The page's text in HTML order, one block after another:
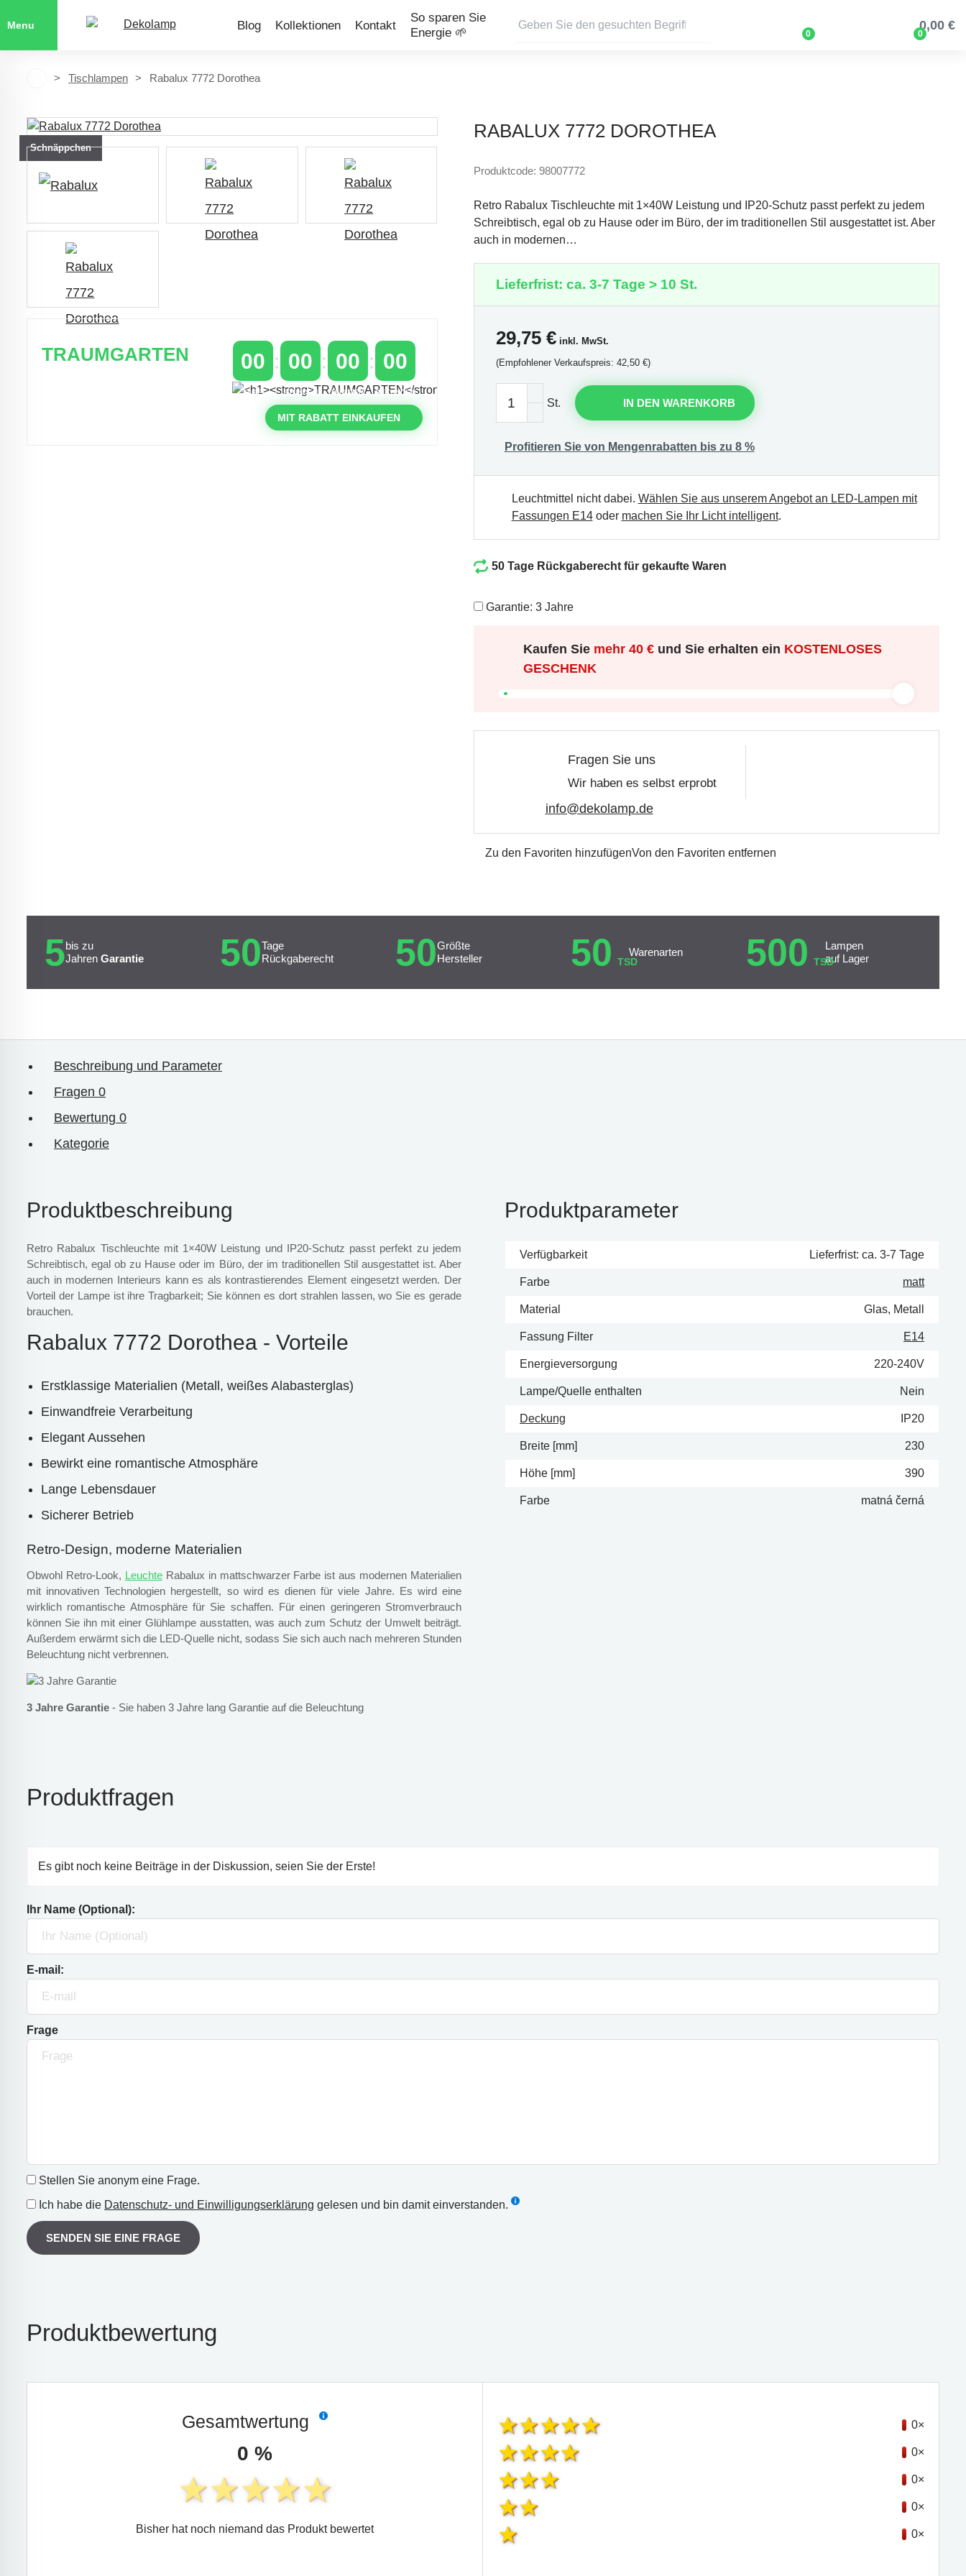
Menu Blog Kollektionen Kontakt
So sparen Sie
Energie 🌱
0 0
0,00 €
Tischlampen Rabalux 7772 Dorothea
RABALUX 7772 DOROTHEA
Schnäppchen
TRAUMGARTEN 00
TAGE
00
STUNDEN
00
MINUTEN
00
SEKUNDEN
MIT RABATT EINKAUFEN
Produktcode: 98007772
Retro Rabalux Tischleuchte mit 1×40W Leistung und IP20-Schutz passt perfekt zu jedem
Schreibtisch, egal ob zu Hause oder im Büro, der im traditionellen Stil ausgestattet ist. Aber
auch in modernen…
Lieferfrist: ca. 3-7 Tage > 10 St.
29,75€inkl. MwSt.
(Empfohlener Verkaufspreis: 42,50 €)
St. IN DEN WARENKORB
Profitieren Sie von Mengenrabatten bis zu 8 %
Leuchtmittel nicht dabei. Wählen Sie aus unserem Angebot an LED-Lampen mit
Fassungen E14oder machen Sie Ihr Licht intelligent.
50 Tage Rückgaberecht für gekaufte Waren
Garantie: 3 Jahre
Kaufen Sie mehr 40 € und Sie erhalten ein KOSTENLOSES
GESCHENK
Fragen Sie uns
Wir haben es selbst erprobt
info@dekolamp.de
Zu den Favoriten hinzufügenVon den Favoriten entfernen
5bis zu
Jahren Garantie 50Tage
Rückgaberecht
50Größte
Hersteller
50 TSD
Warenarten 500 TSD
Lampen
auf Lager
Beschreibung und Parameter
Fragen 0
Bewertung 0
Kategorie
Produktbeschreibung
Retro Rabalux Tischleuchte mit 1×40W Leistung und IP20-Schutz passt perfekt zu jedem
Schreibtisch, egal ob zu Hause oder im Büro, der im traditionellen Stil ausgestattet ist. Aber
auch in modernen Interieurs kann es als kontrastierendes Element eingesetzt werden. Der
Vorteil der Lampe ist ihre Tragbarkeit; Sie können es dort strahlen lassen, wo Sie es gerade
brauchen.
Rabalux 7772 Dorothea - Vorteile
Erstklassige Materialien (Metall, weißes Alabasterglas)
Einwandfreie Verarbeitung
Elegant Aussehen
Bewirkt eine romantische Atmosphäre
Lange Lebensdauer
Sicherer Betrieb
Retro-Design, moderne Materialien
Obwohl Retro-Look, LeuchteRabalux in mattschwarzer Farbe ist aus modernen Materialien
mit innovativen Technologien hergestellt, so wird es dienen für viele Jahre. Es wird eine
wirklich romantische Atmosphäre für Sie schaffen. Für einen geringeren Stromverbrauch
können Sie ihn mit einer Glühlampe ausstatten, was auch zum Schutz der Umwelt beiträgt.
Außerdem erwärmt sich die LED-Quelle nicht, sodass Sie sich auch nach mehreren Stunden
Beleuchtung nicht verbrennen.
3 Jahre Garantie - Sie haben 3 Jahre lang Garantie auf die Beleuchtung
Produktparameter
Verfügbarkeit Lieferfrist: ca. 3-7 Tage
Farbe matt
Material Glas, Metall
Fassung Filter E14
Energieversorgung 220-240V
Lampe/Quelle enthalten Nein
Deckung IP20
Breite [mm] 230
Höhe [mm] 390
Farbe matná černá
Produktfragen
Es gibt noch keine Beiträge in der Diskussion, seien Sie der Erste!
Ihr Name (Optional):
E-mail:
Frage
Stellen Sie anonym eine Frage.
Ich habe die Datenschutz- und Einwilligungserklärung gelesen und bin damit einverstanden.
SENDEN SIE EINE FRAGE
Produktbewertung
Gesamtwertung
0 %
Bisher hat noch niemand das Produkt bewertet
0×
0×
0×
0×
0×